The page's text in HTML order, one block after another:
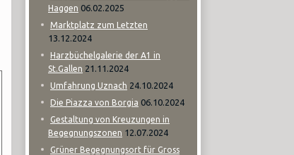
Haggen 06.02.2025
Marktplatz zum Letzten
13.12.2024
Harzbüchelgalerie der A1 in
St.Gallen 21.11.2024
Umfahrung Uznach 24.10.2024
Die Piazza von Borgia 06.10.2024
Gestaltung von Kreuzungen in
Begegnungszonen 12.07.2024
Grüner Begegnungsort für Gross